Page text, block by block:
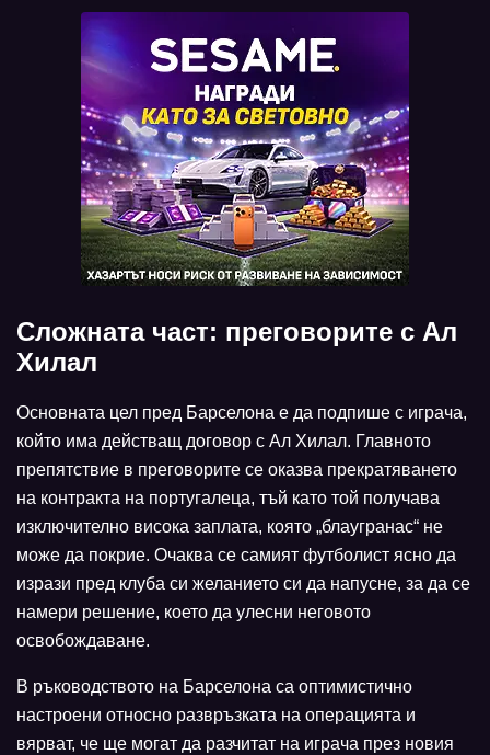
Сложната част: преговорите с Ал
Хилал
Основната цел пред Барселона е да подпише с играча,
който има действащ договор с Ал Хилал. Главното
препятствие в преговорите се оказва прекратяването
на контракта на португалеца, тъй като той получава
изключително висока заплата, която „блаугранас“ не
може да покрие. Очаква се самият футболист ясно да
изрази пред клуба си желанието си да напусне, за да се
намери решение, което да улесни неговото
освобождаване.
В ръководството на Барселона са оптимистично
настроени относно развръзката на операцията и
вярват, че ще могат да разчитат на играча през новия